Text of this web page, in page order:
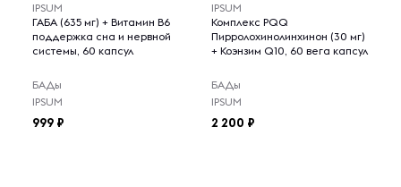
IPSUM
ГАБА (635 мг) + Витамин B6
поддержка сна и нервной
системы, 60 капсул
БАДы
IPSUM
999
IPSUM
Комплекс PQQ
Пирролохинолинхинон (30 мг)
+ Коэнзим Q10, 60 вега капсул
БАДы
IPSUM
2 200